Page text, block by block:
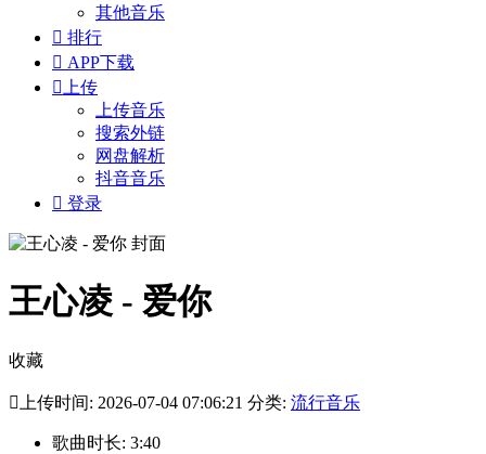
其他音乐
 排行
 APP下载
 上传
上传音乐
搜索外链
网盘解析
抖音音乐
 登录
王心凌 - 爱你
收藏
 上传时间: 2026-07-04 07:06:21 分类: 流行音乐
歌曲时长: 3:40